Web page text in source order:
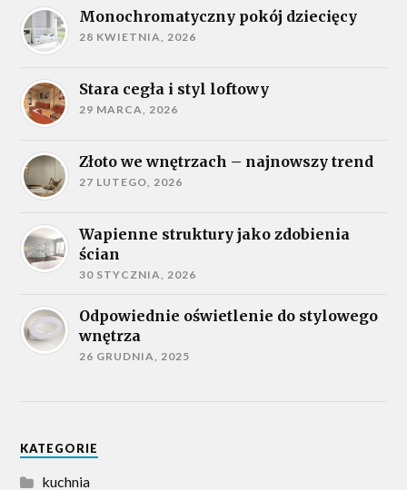
Monochromatyczny pokój dziecięcy
28 KWIETNIA, 2026
Stara cegła i styl loftowy
29 MARCA, 2026
Złoto we wnętrzach – najnowszy trend
27 LUTEGO, 2026
Wapienne struktury jako zdobienia
ścian
30 STYCZNIA, 2026
Odpowiednie oświetlenie do stylowego
wnętrza
26 GRUDNIA, 2025
KATEGORIE
kuchnia